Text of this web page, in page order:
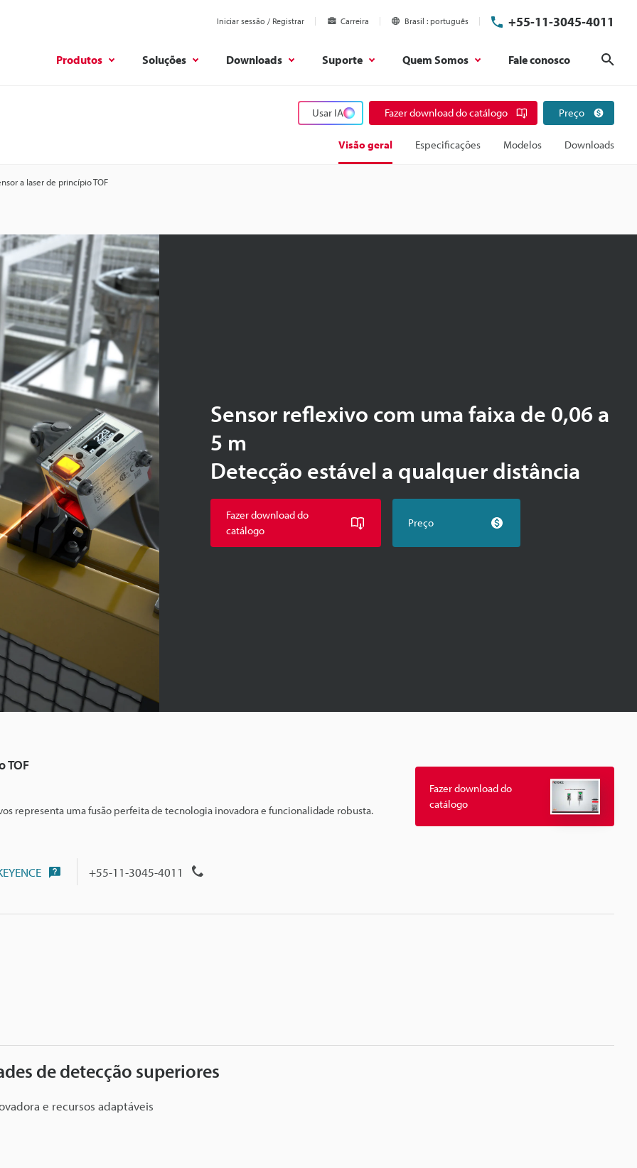
Iniciar sessão / Registrar Carreira Brasil português +55-11-3045-4011
Produtos Soluções Downloads Suporte Quem Somos Fale conosco
Usar IA Fazer download do catálogo Preço
Visão geral Especificações Modelos Downloads
a laser de princípio TOF
Sensor reflexivo com uma faixa de 0,06 a
5 m
Detecção estável a qualquer distância
Fazer download do
catálogo
Preço
TOF
representa uma fusão perfeita de tecnologia inovadora e funcionalidade robusta.
Fazer download do
catálogo
+55-11-3045-4011
de detecção superiores
e recursos adaptáveis